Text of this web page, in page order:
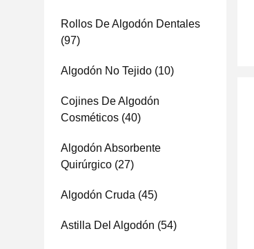
Rollos De Algodón Dentales
(97)
Algodón No Tejido (10)
Cojines De Algodón
Cosméticos (40)
Algodón Absorbente
Quirúrgico (27)
Algodón Cruda (45)
Astilla Del Algodón (54)